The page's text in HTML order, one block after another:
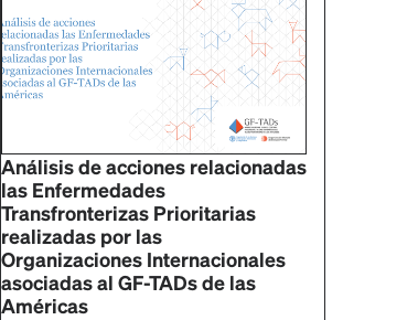
Análisis de acciones relacionadas
las Enfermedades
Transfronterizas Prioritarias
realizadas por las
Organizaciones Internacionales
asociadas al GF-TADs de las
Américas